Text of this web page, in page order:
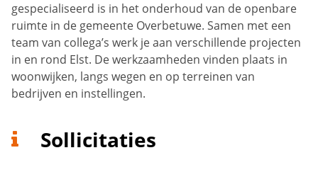
gespecialiseerd is in het onderhoud van de openbare
ruimte in de gemeente Overbetuwe. Samen met een
team van collega’s werk je aan verschillende projecten
in en rond Elst. De werkzaamheden vinden plaats in
woonwijken, langs wegen en op terreinen van
bedrijven en instellingen.
Sollicitaties